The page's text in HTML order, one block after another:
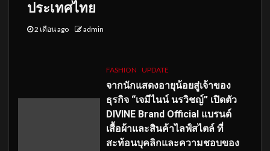
ประเทศไทย
2 เดือน ago admin
FASHION UPDATE
จากนักแสดงอายุน้อยสู่เจ้าของ
ธุรกิจ “เจมีไนน์ นรวิชญ์” เปิดตัว
DIVINE Brand Official แบรนด์
เสื้อผ้าและสินค้าไลฟ์สไตล์ ที่
สะท้อนบุคลิกและความชอบของ